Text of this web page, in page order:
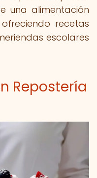
una alimentación
recetas
escolares
Repostería